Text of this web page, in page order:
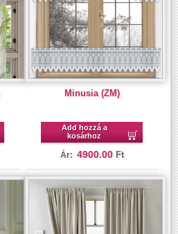
Minusia (ZM)
Add hozzá a
kosárhoz
Ár: 4900.00 Ft